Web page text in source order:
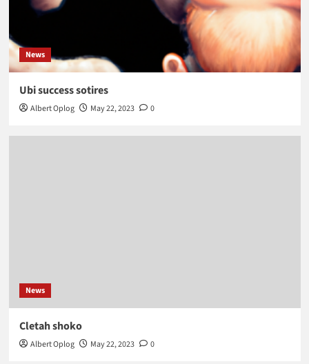
News
Ubi success sotires
Albert Oplog May 22, 2023 0
News
Cletah shoko
Albert Oplog May 22, 2023 0